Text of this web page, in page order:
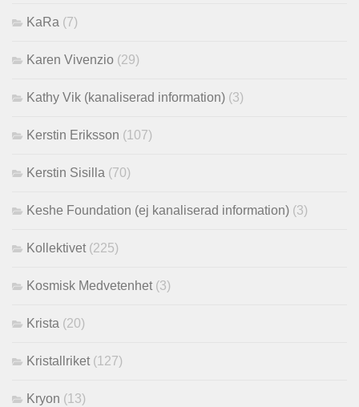
KaRa (7)
Karen Vivenzio (29)
Kathy Vik (kanaliserad information) (3)
Kerstin Eriksson (107)
Kerstin Sisilla (70)
Keshe Foundation (ej kanaliserad information) (3)
Kollektivet (225)
Kosmisk Medvetenhet (3)
Krista (20)
Kristallriket (127)
Kryon (13)